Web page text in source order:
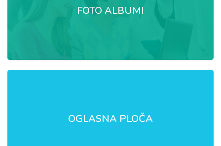
FOTO ALBUMI
OGLASNA PLOČA